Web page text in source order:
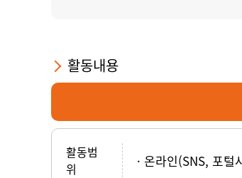
활동내용
활동범
위
온라인(SNS, 포털